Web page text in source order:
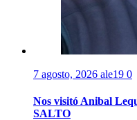
7 agosto, 2026 ale19 0
Nos visitó Anibal
SALTO